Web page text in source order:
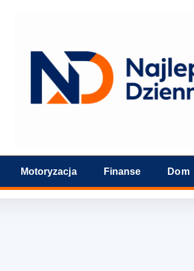
Motoryzacja Finanse Dom